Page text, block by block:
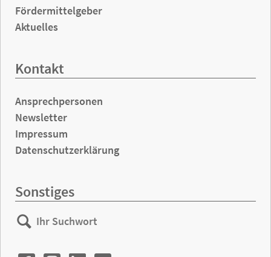
Fördermittelgeber
Aktuelles
Kontakt
Ansprechpersonen
Newsletter
Impressum
Datenschutzerklärung
Sonstiges
Ihr
Suchwort
Suchen